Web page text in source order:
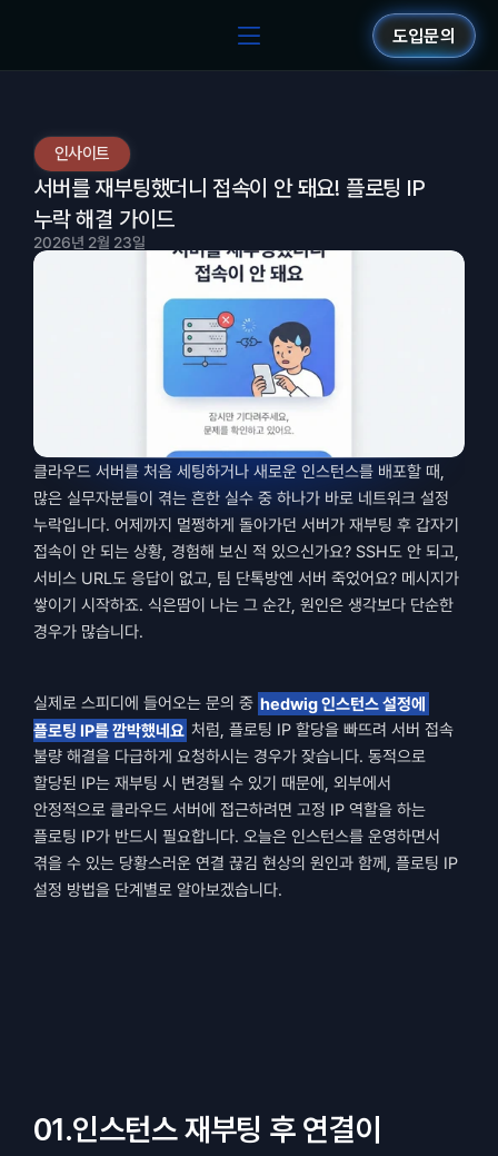
도입문의
인사이트
서버를 재부팅했더니 접속이 안 돼요! 플로팅 IP
누락 해결 가이드
2026년 2월 23일
클라우드 서버를 처음 세팅하거나 새로운 인스턴스를 배포할 때,
많은 실무자분들이 겪는 흔한 실수 중 하나가 바로 네트워크 설정
누락입니다. 어제까지 멀쩡하게 돌아가던 서버가 재부팅 후 갑자기
접속이 안 되는 상황, 경험해 보신 적 있으신가요? SSH도 안 되고,
서비스 URL도 응답이 없고, 팀 단톡방엔 서버 죽었어요? 메시지가
쌓이기 시작하죠. 식은땀이 나는 그 순간, 원인은 생각보다 단순한
경우가 많습니다.
실제로 스피디에 들어오는 문의 중 hedwig 인스턴스 설정에
플로팅 IP를 깜박했네요 처럼, 플로팅 IP 할당을 빠뜨려 서버 접속
불량 해결을 다급하게 요청하시는 경우가 잦습니다. 동적으로
할당된 IP는 재부팅 시 변경될 수 있기 때문에, 외부에서
안정적으로 클라우드 서버에 접근하려면 고정 IP 역할을 하는
플로팅 IP가 반드시 필요합니다. 오늘은 인스턴스를 운영하면서
겪을 수 있는 당황스러운 연결 끊김 현상의 원인과 함께, 플로팅 IP
설정 방법을 단계별로 알아보겠습니다.
01.인스턴스 재부팅 후 연결이